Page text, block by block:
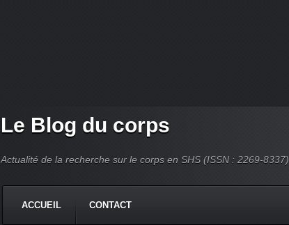
Le Blog du corps
Actualité de la recherche sur le corps en SHS (ISSN : 2269-8337)
ACCUEIL CONTACT